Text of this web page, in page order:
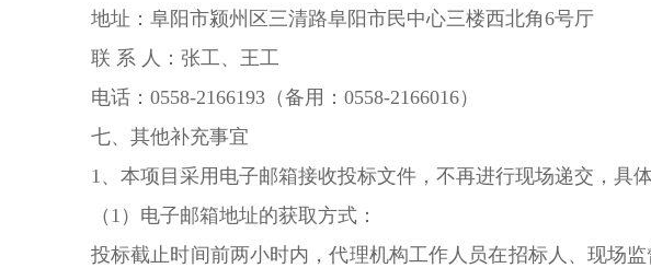
地址：阜阳市颍州区三清路阜阳市民中心三楼西北角6号厅
联 系 人：张工、王工
电话：0558-2166193（备用：0558-2166016）
七、其他补充事宜
1、本项目采用电子邮箱接收投标文件，不再进行现场递交，具
（1）电子邮箱地址的获取方式：
投标截止时间前两小时内，代理机构工作人员在招标人、现场